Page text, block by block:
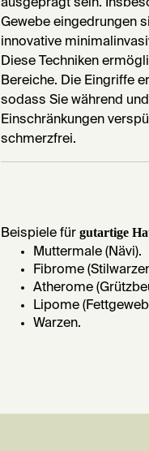
Gewebe eingedrungen
innovative
Diese Techniken
Bereiche. Die Eingriffe
sodass Sie während
Einschränkungen
schmerzfrei.
Beispiele für gutartige
Muttermale (Nävi).
Fibrome
Atherome
Lipome
Warzen.